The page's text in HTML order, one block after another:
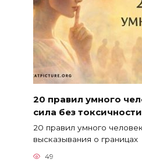
20 правил умного
сила без токсичности
20 правил умного
высказывания о границах
49